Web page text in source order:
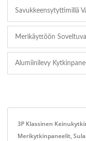
Savukkeensytyttimillä
Merikäyttöön
Alumiinilevy
3P Klassinen
Merikytkinpaneelit,